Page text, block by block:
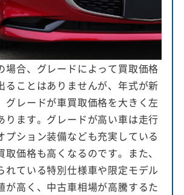
場合、グレードによって買取価格
ることはありませんが、年式が新
グレードが車買取価格を大きく左
ります。グレードが高い車は走行
プション装備なども充実している
取価格も高くなるのです。また、
れている特別仕様車や限定モデル
が高く、中古車相場が高騰するた